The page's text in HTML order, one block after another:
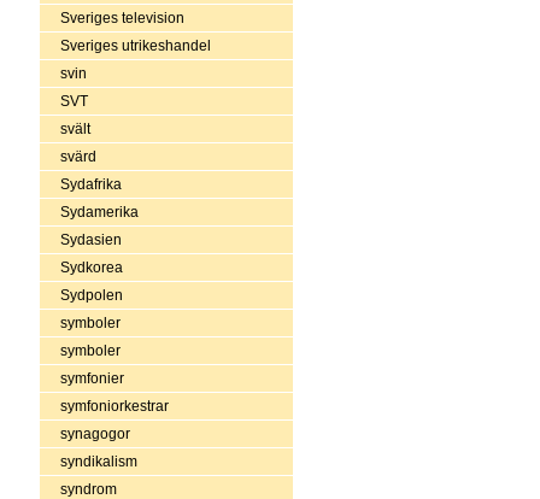
Sveriges television
Sveriges utrikeshandel
svin
SVT
svält
svärd
Sydafrika
Sydamerika
Sydasien
Sydkorea
Sydpolen
symboler
symboler
symfonier
symfoniorkestrar
synagogor
syndikalism
syndrom